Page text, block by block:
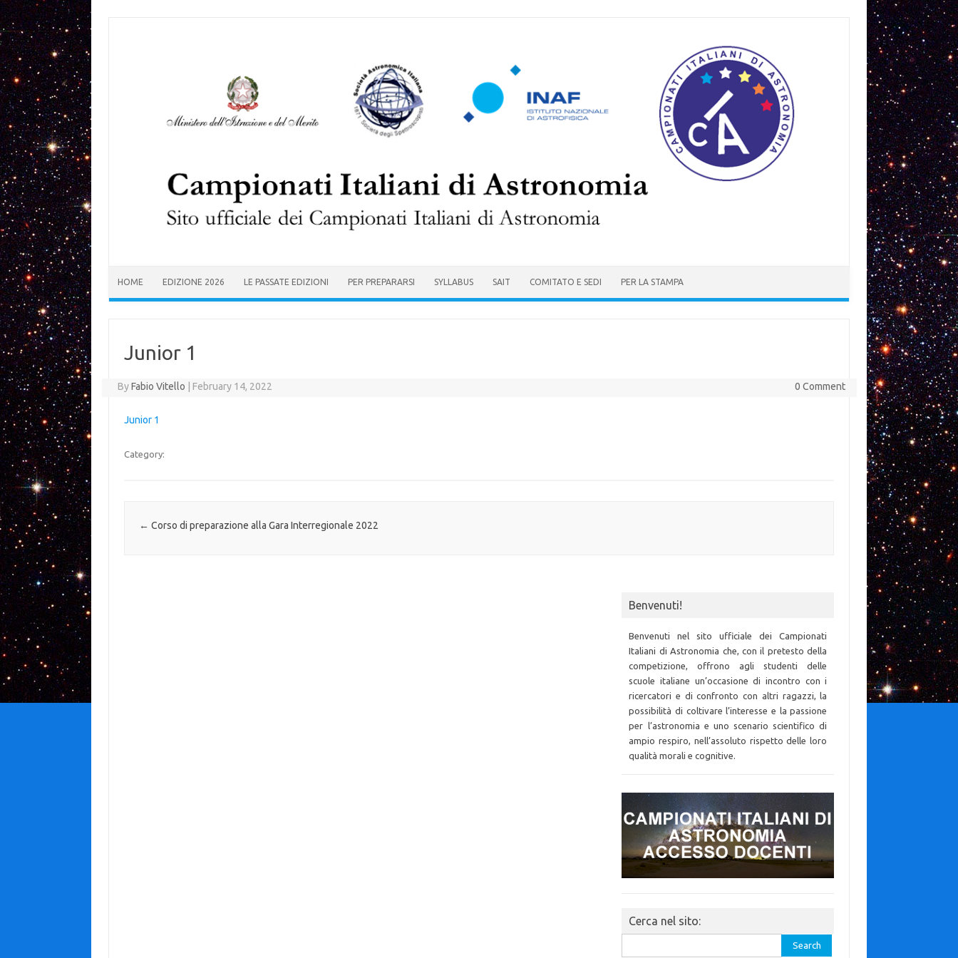
HOME EDIZIONE 2026 LE PASSATE EDIZIONI PER PREPARARSI SYLLABUS SAIT COMITATO E SEDI PER LA STAMPA
Junior 1
ByFabio Vitello | February 14, 2022 0 Comment
Junior 1
Category:
Post navigation
← Corso di preparazione alla Gara Interregionale 2022
Benvenuti!
Benvenuti nel sito ufficiale dei Campionati
Italiani di Astronomia che, con il pretesto della
competizione, offrono agli studenti delle
scuole italiane un’occasione di incontro con i
ricercatori e di confronto con altri ragazzi, la
possibilità di coltivare l’interesse e la passione
per l’astronomia e uno scenario scientifico di
ampio respiro, nell’assoluto rispetto delle loro
qualità morali e cognitive.
Cerca nel sito: